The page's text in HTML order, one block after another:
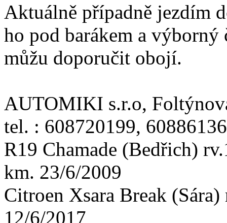
Aktuálně případně jezdím
ho pod barákem a výborný
můžu doporučit obojí.
AUTOMIKI s.r.o,
tel. : 608720199,
R19 Chamade (Bedřich)
km. 23/6/2009
Citroen Xsara Break
12/6/2017